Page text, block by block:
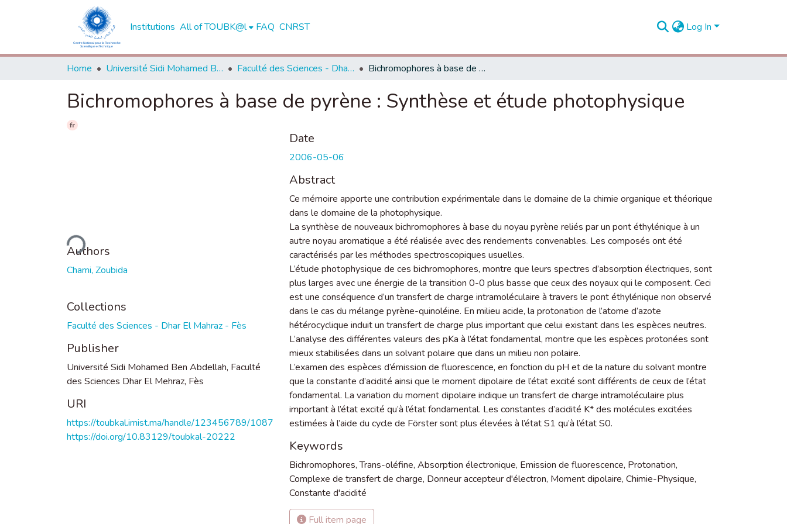
Institutions All of TOUBK@l FAQ CNRST Log In
Home Université Sidi Mohamed Ben Abdellah de Fès Faculté des Sciences - Dhar El Mahraz - Fès Bichromophores à base de pyrène : Synthèse et étude photophysique
Bichromophores à base de pyrène : Synthèse et étude photophysique
fr
Loading...
Authors
Chami, Zoubida
Collections
Faculté des Sciences - Dhar El Mahraz - Fès
Publisher
Université Sidi Mohamed Ben Abdellah, Faculté
des Sciences Dhar El Mehraz, Fès
URI
https://toubkal.imist.ma/handle/123456789/1087
https://doi.org/10.83129/toubkal-20222
Date
2006-05-06
Abstract
Ce mémoire apporte une contribution expérimentale dans le domaine de la chimie organique et théorique
dans le domaine de la photophysique.
La synthèse de nouveaux bichromophores à base du noyau pyrène reliés par un pont éthylénique à un
autre noyau aromatique a été réalisée avec des rendements convenables. Les composés ont été
caractérisés par les méthodes spectroscopiques usuelles.
L’étude photophysique de ces bichromophores, montre que leurs spectres d’absorption électriques, sont
plus larges avec une énergie de la transition 0-0 plus basse que ceux des noyaux qui le composent. Ceci
est une conséquence d’un transfert de charge intramoléculaire à travers le pont éthylénique non observé
dans le cas du mélange pyrène-quinoléine. En milieu acide, la protonation de l’atome d’azote
hétérocyclique induit un transfert de charge plus important que celui existant dans les espèces neutres.
L’analyse des différentes valeurs des pKa à l’état fondamental, montre que les espèces protonées sont
mieux stabilisées dans un solvant polaire que dans un milieu non polaire.
L’examen des espèces d’émission de fluorescence, en fonction du pH et de la nature du solvant montre
que la constante d’acidité ainsi que le moment dipolaire de l’état excité sont différents de ceux de l’état
fondamental. La variation du moment dipolaire indique un transfert de charge intramoléculaire plus
important à l’état excité qu’à l’état fondamental. Les constantes d’acidité K* des molécules excitées
estimées à l’aide du cycle de Förster sont plus élevées à l’état S1 qu’à l’état S0.
Keywords
Bichromophores,Trans-oléfine, Absorption électronique, Emission de fluorescence, Protonation,
Complexe de transfert de charge, Donneur accepteur d'électron, Moment dipolaire, Chimie-Physique,
Constante d'acidité
Full item page